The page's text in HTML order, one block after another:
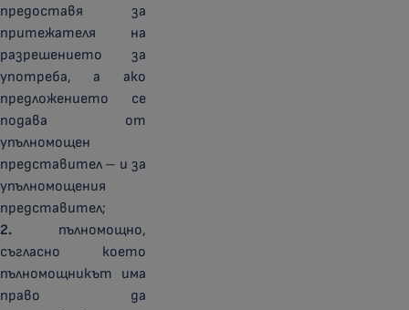
предоставя за
притежателя на
разрешението за
употреба, а ако
предложението се
подава от
упълномощен
представител – и за
упълномощения
представител;
2. пълномощно,
съгласно което
пълномощникът има
право да